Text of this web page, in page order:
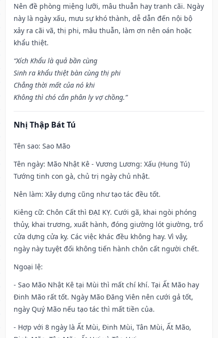
Nên đề phòng miệng lưỡi, mâu thuẫn hay tranh cãi. Ngày
này là ngày xấu, mưu sự khó thành, dễ dẫn đến nội bộ
xảy ra cãi vã, thị phi, mâu thuẫn, làm ơn nên oán hoặc
khẩu thiệt.
“Xích Khẩu là quả bần cùng
Sinh ra khẩu thiệt bàn cùng thị phi
Chẳng thời mất của nó khi
Không thì chó cắn phân ly vợ chồng.”
Nhị Thập Bát Tú
Tên sao: Sao Mão
Tên ngày: Mão Nhật Kê - Vương Lương: Xấu (Hung Tú)
Tướng tinh con gà, chủ trị ngày chủ nhật.
Nên làm: Xây dựng cũng như tạo tác đều tốt.
Kiêng cữ: Chôn Cất thì ĐẠI KỴ. Cưới gã, khai ngòi phóng
thủy, khai trương, xuất hành, đóng giường lót giường, trổ
cửa dựng cửa kỵ. Các việc khác đều không hay. Vì vậy,
ngày này tuyệt đối không tiến hành chôn cất người chết.
Ngoại lệ:
- Sao Mão Nhật Kê tại Mùi thì mất chí khí. Tại Ất Mão hay
Đinh Mão rất tốt. Ngày Mão Đăng Viên nên cưới gả tốt,
ngày Quý Mão nếu tạo tác thì mất tiền của.
- Hợp với 8 ngày là Ất Mùi, Đinh Mùi, Tân Mùi, Ất Mão,